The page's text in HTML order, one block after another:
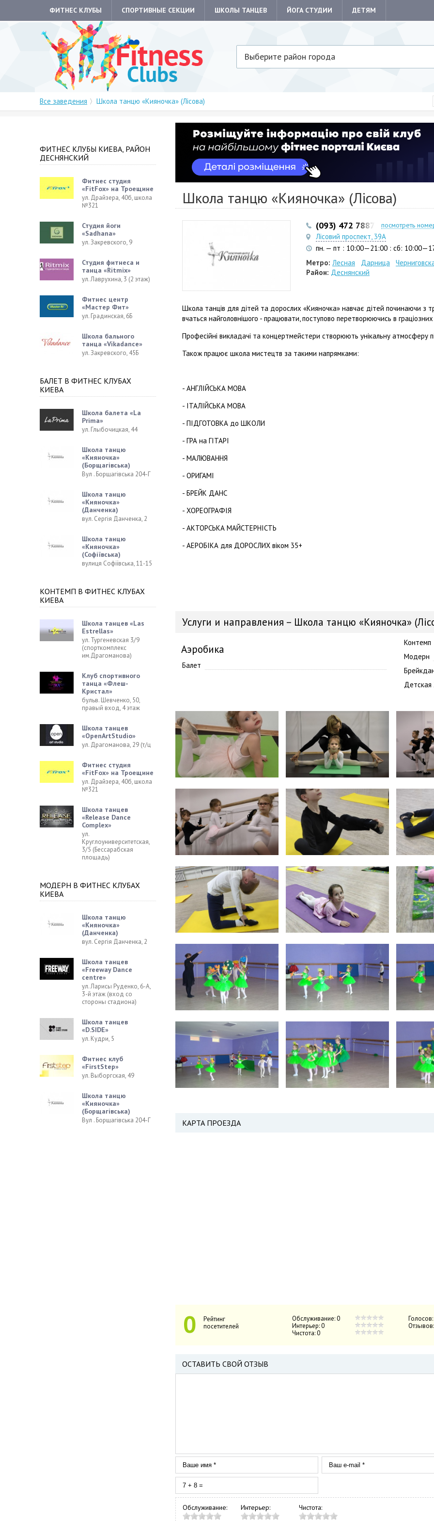
ФИТНЕС КЛУБЫ СПОРТИВНЫЕ СЕКЦИИ ШКОЛЫ ТАНЦЕВ ЙОГА СТУДИИ ДЕТЯМ
Выберите район города
Все заведения Школа танцю «Кияночка» (Лісова)
Школа танцю «Кияночка» (Лісова)
(093) 472 7887 посмотреть
Лісовий проспект, 39А
пн. — пт : 10:00—21:00 : сб:
Метро: Лесная Дарница
Район: Деснянский
Школа танців для дітей та дорослих «Кияночка» навчає дітей починаючи з
вчаться найголовнішого - працювати, поступово перетворюючись в
Професійні викладачі та концертмейстери створюють унікальну атмосферу
Також працює школа мистецтв за такими напрямками:
- АНГЛІЙСЬКА МОВА
- ІТАЛІЙСЬКА МОВА
- ПІДГОТОВКА до ШКОЛИ
- ГРА на ГІТАРІ
- МАЛЮВАННЯ
- ОРИГАМІ
- БРЕЙК ДАНС
- ХОРЕОГРАФІЯ
- АКТОРСЬКА МАЙСТЕРНІСТЬ
- АЕРОБІКА для ДОРОСЛИХ віком 35+
Услуги и направления – Школа танцю «Кияночка»
Аэробика
Балет
Контемп
Модерн
Детская
КАРТА ПРОЕЗДА
0
Рейтинг
посетителей
Обслуживание:0
Интерьер:0
Чистота:0
Голосов:
ОСТАВИТЬ СВОЙ ОТЗЫВ
Обслуживание: Интерьер: Чистота:
ФИТНЕС КЛУБЫ КИЕВА, РАЙОН
ДЕСНЯНСКИЙ
Фитнес студия
«FitFox» на Троещине
ул. Драйзера, 40б, школа
№321
Студия йоги
«Sadhana»
ул. Закревского, 9
Студия фитнеса и
танца «Ritmix»
ул. Лаврухина, 3 (2 этаж)
Фитнес центр
«Мастер Фит»
ул. Градинская, 6Б
Школа бального
танца «Vikadance»
ул. Закревского, 45Б
БАЛЕТ В ФИТНЕС КЛУБАХ
КИЕВА
Школа балета «La
Prima»
ул. Глыбочицкая, 44
Школа танцю
«Кияночка»
(Борщагівська)
Вул . Борщагівська 204-Г
Школа танцю
«Кияночка»
(Данченка)
вул. Сергія Данченка, 2
Школа танцю
«Кияночка»
(Софіївська)
вулиця Софіївська, 11-15
КОНТЕМП В ФИТНЕС КЛУБАХ
КИЕВА
Школа танцев «Las
Estrellas»
ул. Тургеневская 3/9
(спорткомплекс
им.Драгоманова)
Клуб спортивного
танца «Флеш-
Кристал»
бульв. Шевченко, 50,
правый вход, 4 этаж
Школа танцев
«OpenArtStudio»
ул. Драгоманова, 29 (т/ц
Фитнес студия
«FitFox» на Троещине
ул. Драйзера, 40б, школа
№321
Школа танцев
«Release Dance
Complex»
ул.
Круглоуниверситетская,
3/5 (Бессарабская
площадь)
МОДЕРН В ФИТНЕС КЛУБАХ
КИЕВА
Школа танцю
«Кияночка»
(Данченка)
вул. Сергія Данченка, 2
Школа танцев
«Freeway Dance
centre»
ул. Ларисы Руденко, 6-А,
3-й этаж (вход со
стороны стадиона)
Школа танцев
«D.SIDE»
ул. Кудри, 5
Фитнес клуб
«FirstStep»
ул. Выборгская, 49
Школа танцю
«Кияночка»
(Борщагівська)
Вул . Борщагівська 204-Г